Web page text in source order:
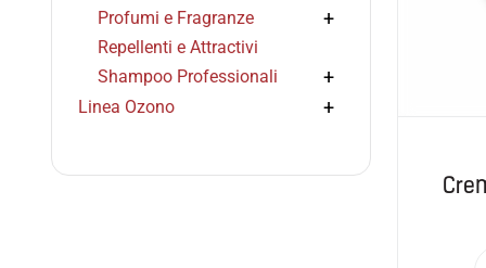
Profumi e Fragranze
Repellenti e Attractivi
Shampoo Professionali
Linea Ozono